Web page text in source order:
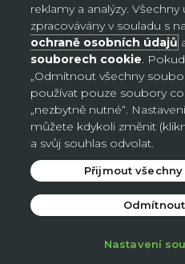
Česko (CZK Kč)
Bosna a
Česko (CZK Kč)
Německo
reklamy a analýzy. Všechny
zpracovávány v souladu s
ochraně osobních údajů
souborech cookie.
„Odmítnout všechny
používat pouze soubory
„nezbytně nutné“.
můžete kdykoli změnit
a svůj souhlas odvolat.
Nastavení
Přijmout